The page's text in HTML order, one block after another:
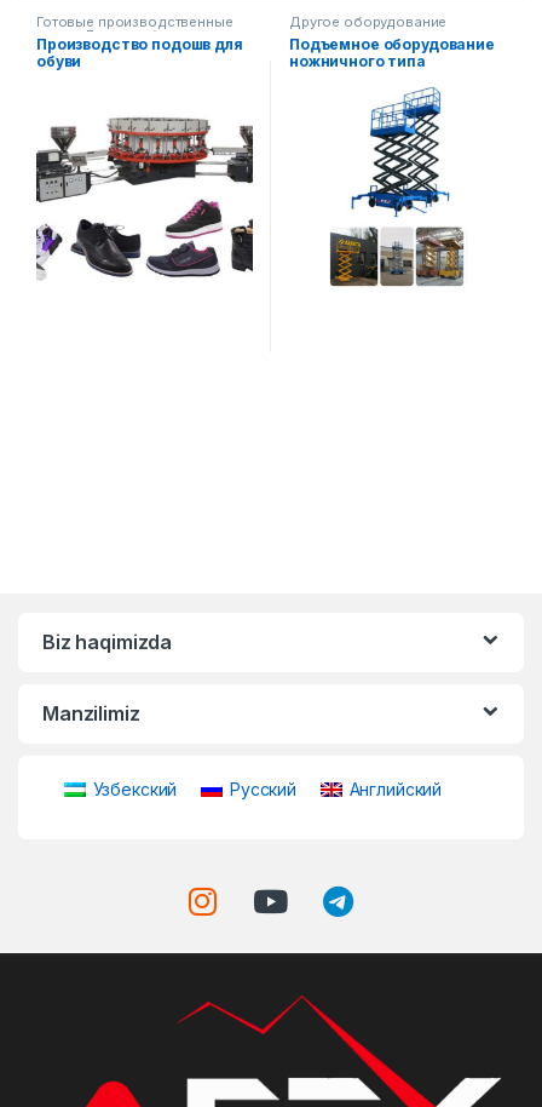
Готовые производственные
линии Другое оборудование
Оборудование легкой
промышленности
Производство подошв для
обуви
Другое оборудование
Подъемное оборудование
ножничного типа
Biz haqimizda
Manzilimiz
Узбекский Русский Английский